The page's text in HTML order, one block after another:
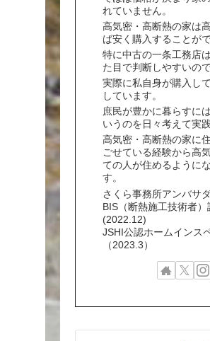
れていません。
高気密・高断熱の家は
ば安く購入することが
特に中古の一条工務店
た目で判断しやすいの
実際に私自身が購入し
しています。
庶民が豊かに暮らすに
いうのを日々考えて実
高気密・高断熱の家に
ごせている経験から高
ての人が住めるように
す。
さくら事務所アンバサ
BIS（断熱施工技術者
(2022.12)
JSHI公認ホームインス
（2023.3）